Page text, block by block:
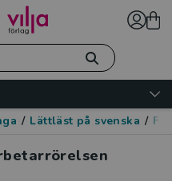
/ Lättläst på svenska /